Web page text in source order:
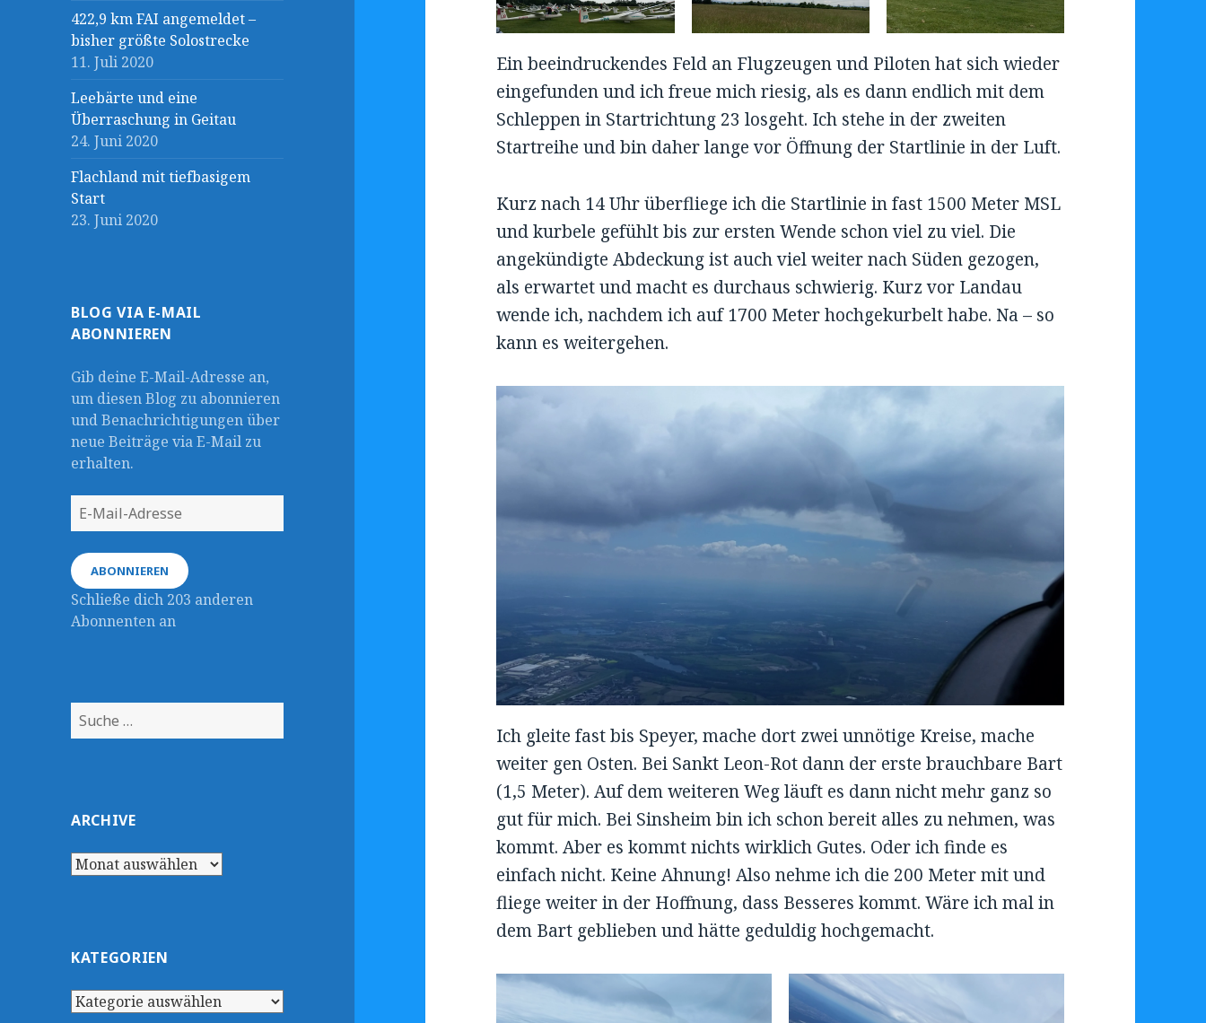
422,9 km FAI angemeldet –
bisher größte Solostrecke
11. Juli 2020
Leebärte und eine
Überraschung in Geitau
24. Juni 2020
Flachland mit tiefbasigem
Start
23. Juni 2020
BLOG VIA E-MAIL
ABONNIEREN
Gib deine E-Mail-Adresse an,
um diesen Blog zu abonnieren
und Benachrichtigungen über
neue Beiträge via E-Mail zu
erhalten.
E-
Mail-
Adresse
ABONNIEREN
Schließe dich 203 anderen
Abonnenten an
Suche
nach:
ARCHIVE
Archive
KATEGORIEN
Kategorien
Ein beeindruckendes Feld an Flugzeugen und Piloten hat sich wieder
eingefunden und ich freue mich riesig, als es dann endlich mit dem
Schleppen in Startrichtung 23 losgeht. Ich stehe in der zweiten
Startreihe und bin daher lange vor Öffnung der Startlinie in der Luft.
Kurz nach 14 Uhr überfliege ich die Startlinie in fast 1500 Meter MSL
und kurbele gefühlt bis zur ersten Wende schon viel zu viel. Die
angekündigte Abdeckung ist auch viel weiter nach Süden gezogen,
als erwartet und macht es durchaus schwierig. Kurz vor Landau
wende ich, nachdem ich auf 1700 Meter hochgekurbelt habe. Na – so
kann es weitergehen.
Ich gleite fast bis Speyer, mache dort zwei unnötige Kreise, mache
weiter gen Osten. Bei Sankt Leon-Rot dann der erste brauchbare Bart
(1,5 Meter). Auf dem weiteren Weg läuft es dann nicht mehr ganz so
gut für mich. Bei Sinsheim bin ich schon bereit alles zu nehmen, was
kommt. Aber es kommt nichts wirklich Gutes. Oder ich finde es
einfach nicht. Keine Ahnung! Also nehme ich die 200 Meter mit und
fliege weiter in der Hoffnung, dass Besseres kommt. Wäre ich mal in
dem Bart geblieben und hätte geduldig hochgemacht.